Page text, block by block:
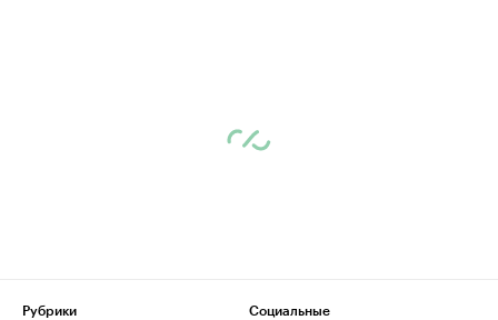
Рубрики
Социальные